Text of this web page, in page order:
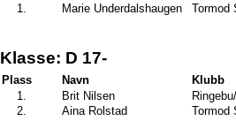
1.
Marie Underdalshaugen Tormod
Klasse: D 17-
Plass Navn
Klubb
1.
Brit Nilsen
2.
Aina Rolstad Tormod